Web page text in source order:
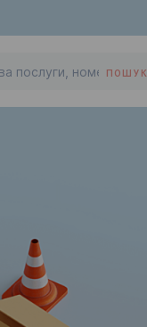
ПОШУК